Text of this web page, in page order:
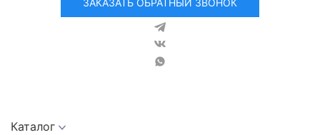
ЗАКАЗАТЬ ОБРАТНЫЙ ЗВОНОК
Каталог